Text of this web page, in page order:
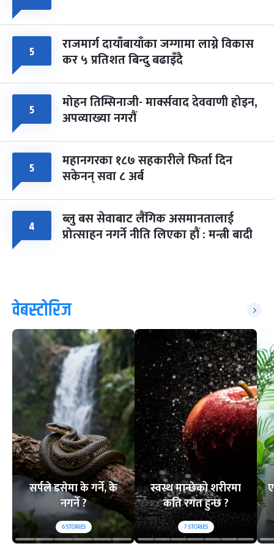
५ राजमार्ग दायाँबायाँका जग्गामा लाग्ने विकास
कर ५ प्रतिशत बिन्दु बढाइँदै
५ मोहन तिम्सिनाजी- मार्क्सवाद देववाणी होइन,
अपव्याख्या नगरौं
५ महानगरका १८७ सहकारीले फिर्ता दिन
सकेनन् सवा ८ अर्ब
४ ब्लु बस सेवाबाट लैंगिक असमानतालाई
प्रोत्साहन नगर्ने नीति लिएका हौं : मन्त्री बादी
वेबस्टोरिज
सर्पले डसेमा के गर्ने, के
नगर्ने ?
6STORIES
स्वस्थ मान्छेको शरीरमा
कति रगत हुन्छ ?
7STORIES